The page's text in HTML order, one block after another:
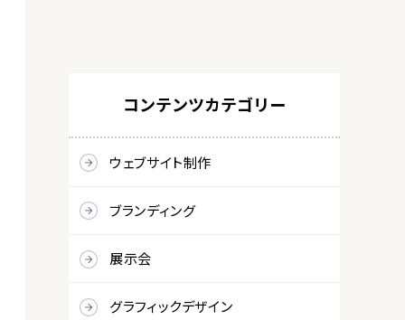
コンテンツカテゴリー
ウェブサイト制作
ブランディング
展示会
グラフィックデザイン